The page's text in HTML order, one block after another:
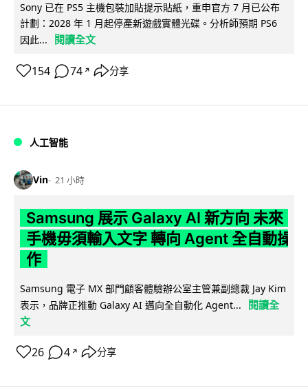
Sony 已在 PS5 主機包裝加貼提示貼紙，重申官方 7 月已公布
計劃：2028 年 1 月起停產新遊戲實體光碟。分析師預期 PS6
因此...
閱讀全文
154 74 ↗ 分享
人工智能
Vin 21 小時
Samsung 展示 Galaxy AI 新方向 未來
手機毋須輸入文字 轉向 Agent 全自動操
作
Samsung 電子 MX 部門顧客體驗辦公室主管兼副總裁 Jay Kim
表示，品牌正推動 Galaxy AI 邁向全自動化 Agent...
閱讀全
文
26 4 ↗ 分享